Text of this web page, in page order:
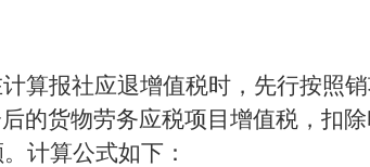
算报社应退增值税时，先行按照
的货物劳务应税项目增值税，扣除
计算公式如下：